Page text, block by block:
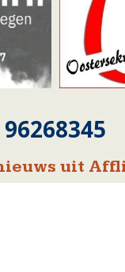
96268345
uit